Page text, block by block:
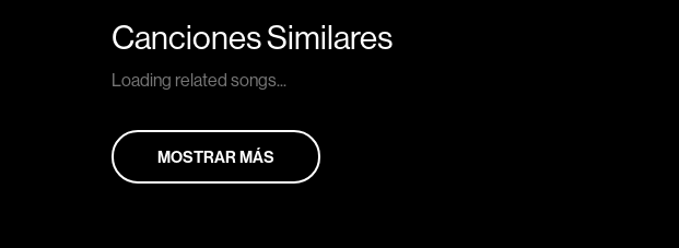
Canciones Similares
Loading related songs...
MOSTRAR MÁS